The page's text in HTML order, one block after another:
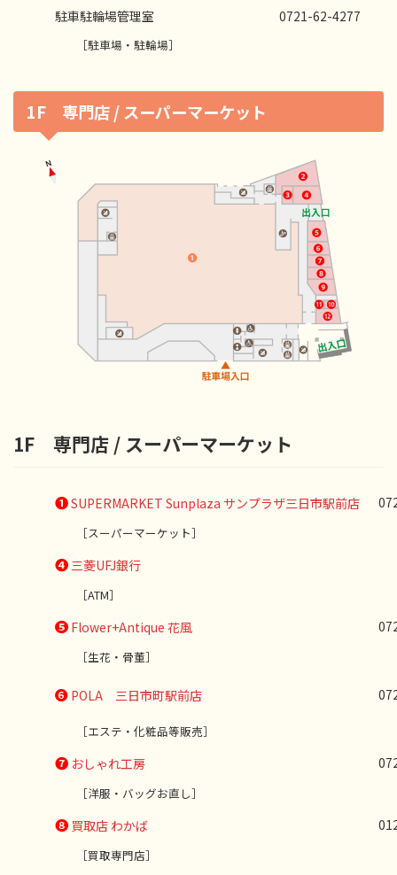
駐車駐輪場管理室 0721-62-4277
［駐車場・駐輪場］
1F 専門店 / スーパーマーケット
1F 専門店 / スーパーマーケット
❶SUPERMARKET Sunplaza サンプラザ三日市駅前店
［スーパーマーケット］
❹ 三菱UFJ銀行
［ATM］
❺ Flower+Antique 花風
［生花・骨董］
❻ POLA 三日市町駅前店
［エステ・化粧品等販売］
❼ おしゃれ工房
［洋服・バッグお直し］
❽ 買取店 わかば
［買取専門店］